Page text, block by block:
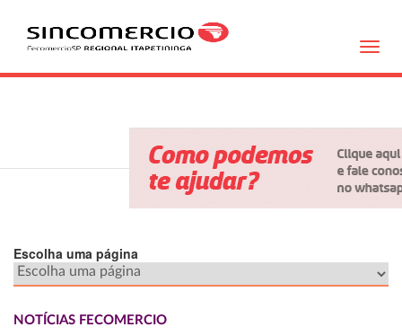
Escolha uma página
NOTÍCIAS FECOMERCIO